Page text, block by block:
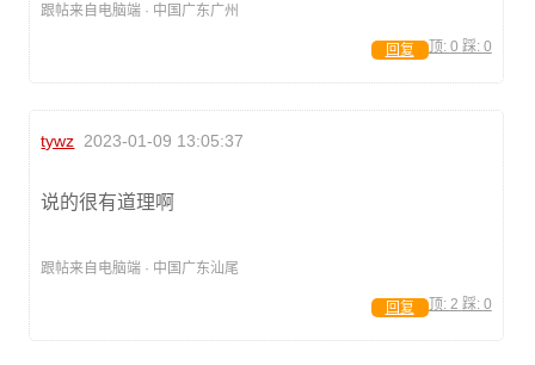
跟帖来自电脑端 · 中国广东广州
顶: 0 踩: 0
回复
tywz 2023-01-09 13:05:37
说的很有道理啊
跟帖来自电脑端 · 中国广东汕尾
顶: 2 踩: 0
回复